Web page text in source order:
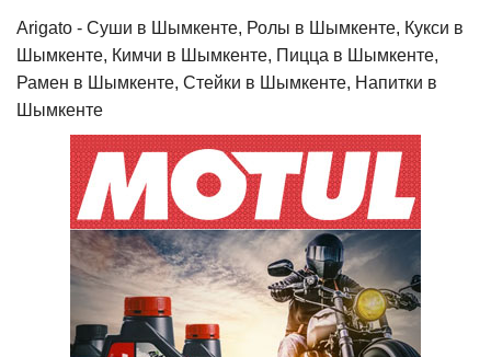
Arigato - Cуши в Шымкенте, Ролы в Шымкенте, Кукси в
Шымкенте, Кимчи в Шымкенте, Пицца в Шымкенте,
Рамен в Шымкенте, Стейки в Шымкенте, Напитки в
Шымкенте